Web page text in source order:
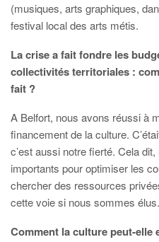
(musiques, arts graphiques,
festival local des arts métis.
La crise a fait fondre les
collectivités territoriales :
fait ?
A Belfort, nous avons réussi à
financement de la culture.
c’est aussi notre fierté. Cela
importants pour optimiser les
chercher des ressources
cette voie si nous sommes élus.
Comment la culture peut-